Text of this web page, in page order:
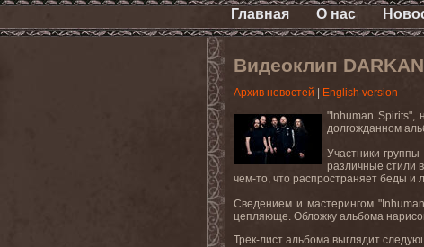
Главная О нас
Видеоклип
Архив новостей
English version
" Inhuman Spirits",
долгожданном
Участники
различные стили
чем-то, что распространяет беды и
Сведением и мастерингом
цепляюще. Обложку альбома
Трек-лист альбома выглядит